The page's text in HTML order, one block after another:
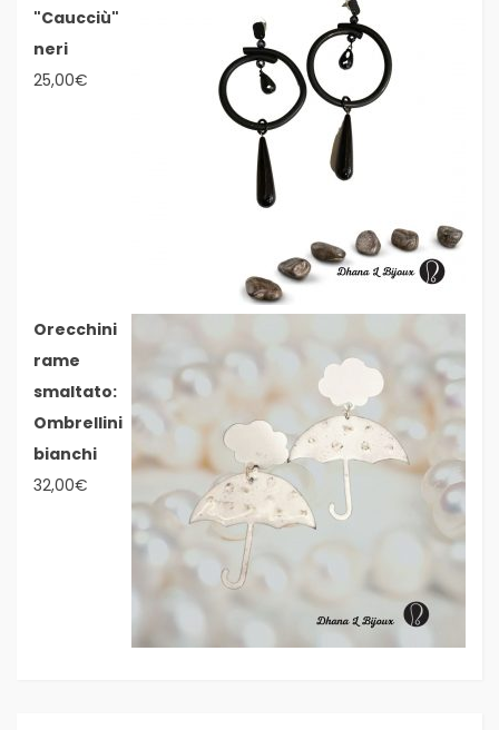
"Caucciù"
neri
25,00€
Orecchini
rame
smaltato:
Ombrellini
bianchi
32,00€